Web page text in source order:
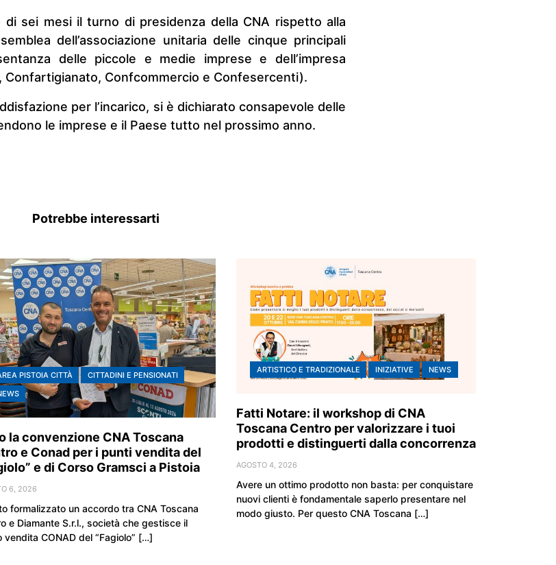
di sei mesi il turno di presidenza della CNA rispetto alla
dell’associazione unitaria delle cinque principali
delle piccole e medie imprese e dell’impresa
Confartigianato, Confcommercio e Confesercenti).
per l’incarico, si è dichiarato consapevole delle
le imprese e il Paese tutto nel prossimo anno.
Potrebbe interessarti
PISTOIA CITTÀ
CITTADINI E PENSIONATI
la convenzione CNA Toscana
e Conad per i punti vendita del
e di Corso Gramsci a Pistoia
6, 2026
formalizzato un accordo tra CNA Toscana
e Diamante S.r.l., società che gestisce il
vendita CONAD del “Fagiolo” […]
ARTISTICO E TRADIZIONALE INIZIATIVE NEWS
Fatti Notare: il workshop di CNA
Toscana Centro per valorizzare i tuoi
prodotti e distinguerti dalla concorrenza
AGOSTO 4, 2026
Avere un ottimo prodotto non basta: per conquistare
nuovi clienti è fondamentale saperlo presentare nel
modo giusto. Per questo CNA Toscana […]